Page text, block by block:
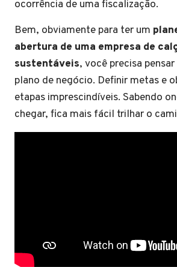
ocorrência de uma fiscalização.
Bem, obviamente para ter um
abertura de uma empresa de
sustentáveis, você precisa
plano de negócio. Definir metas e
etapas imprescindíveis. Sabendo
chegar, fica mais fácil trilhar o